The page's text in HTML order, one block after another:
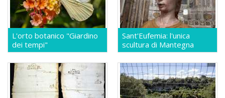
L'orto botanico "Giardino
dei tempi"
Sant'Eufemia: l'unica
scultura di Mantegna